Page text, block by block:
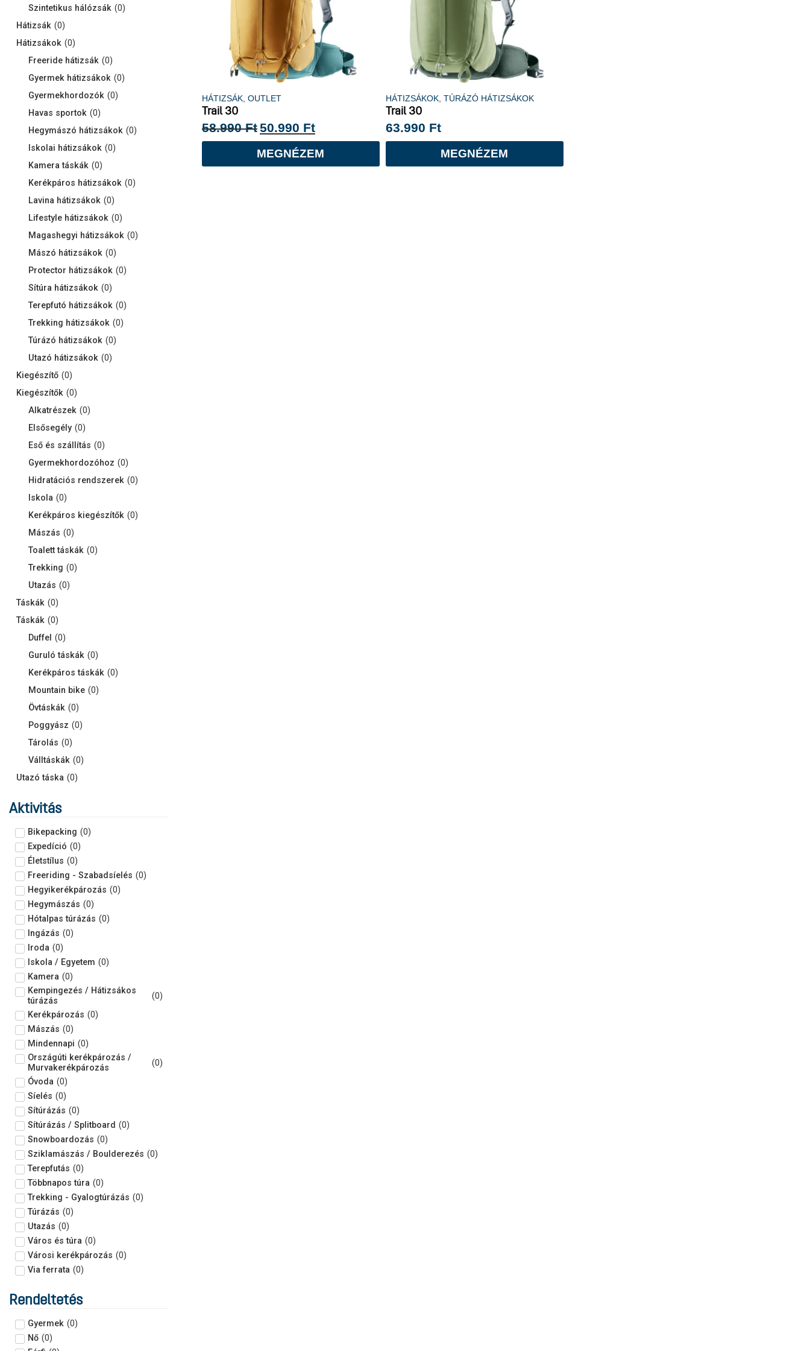
Szintetikus hálózsák (0)
Hátizsák (0)
Hátizsákok (0)
Freeride hátizsák (0)
Gyermek hátizsákok (0)
Gyermekhordozók (0)
Havas sportok (0)
Hegymászó hátizsákok (0)
Iskolai hátizsákok (0)
Kamera táskák (0)
Kerékpáros hátizsákok (0)
Lavina hátizsákok (0)
Lifestyle hátizsákok (0)
Magashegyi hátizsákok (0)
Mászó hátizsákok (0)
Protector hátizsákok (0)
Sítúra hátizsákok (0)
Terepfutó hátizsákok (0)
Trekking hátizsákok (0)
Túrázó hátizsákok (0)
Utazó hátizsákok (0)
Kiegészítő (0)
Kiegészítők (0)
Alkatrészek (0)
Elsősegély (0)
Eső és szállítás (0)
Gyermekhordozóhoz (0)
Hidratációs rendszerek (0)
Iskola (0)
Kerékpáros kiegészítők (0)
Mászás (0)
Toalett táskák (0)
Trekking (0)
Utazás (0)
Táskák (0)
Táskák (0)
Duffel (0)
Guruló táskák (0)
Kerékpáros táskák (0)
Mountain bike (0)
Övtáskák (0)
Poggyász (0)
Tárolás (0)
Válltáskák (0)
Utazó táska (0)
Aktivitás
Bikepacking (0)
Expedíció (0)
Életstílus (0)
Freeriding - Szabadsíelés (0)
Hegyikerékpározás (0)
Hegymászás (0)
Hótalpas túrázás (0)
Ingázás (0)
Iroda (0)
Iskola / Egyetem (0)
Kamera (0)
Kempingezés / Hátizsákos
túrázás
(0)
Kerékpározás (0)
Mászás (0)
Mindennapi (0)
Országúti kerékpározás /
Murvakerékpározás
(0)
Óvoda (0)
Síelés (0)
Sítúrázás (0)
Sítúrázás / Splitboard (0)
Snowboardozás (0)
Sziklamászás / Boulderezés (0)
Terepfutás (0)
Többnapos túra (0)
Trekking - Gyalogtúrázás (0)
Túrázás (0)
Utazás (0)
Város és túra (0)
Városi kerékpározás (0)
Via ferrata (0)
Rendeltetés
Gyermek (0)
Nő (0)
HÁTIZSÁK, OUTLET
Trail 30
58.990Ft50.990 Ft
MEGNÉZEM
HÁTIZSÁKOK, TÚRÁZÓ HÁTIZSÁKOK
Trail 30
63.990 Ft
MEGNÉZEM